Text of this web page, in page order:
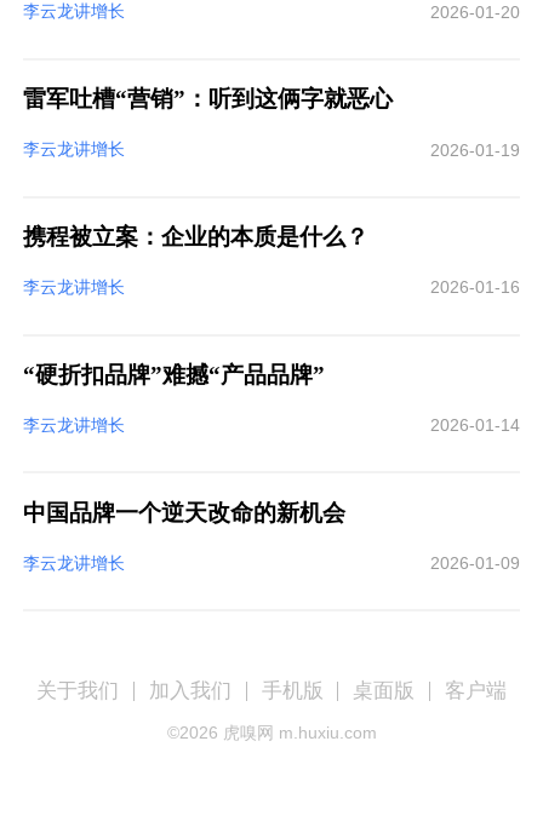
李云龙讲增长 2026-01-20
雷军吐槽“营销”：听到这俩字就恶心
李云龙讲增长 2026-01-19
携程被立案：企业的本质是什么？
李云龙讲增长 2026-01-16
“硬折扣品牌”难撼“产品品牌”
李云龙讲增长 2026-01-14
中国品牌一个逆天改命的新机会
李云龙讲增长 2026-01-09
关于我们 加入我们 手机版 桌面版 客户端
©2026 虎嗅网 m.huxiu.com